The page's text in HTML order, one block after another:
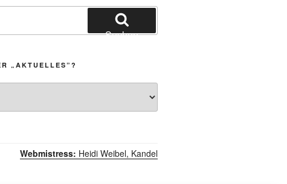
Suchen
„AKTUELLES”?
Webmistress: Heidi Weibel, Kandel